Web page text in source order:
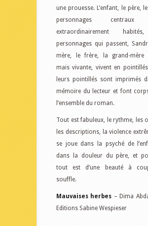
une prouesse. L’enfant, le père,
personnages centraux
extraordinairement
personnages qui passent,
mère, le frère, la grand-mère
mais vivante, vivent en
leurs pointillés sont imprimés
mémoire du lecteur et font
l’ensemble du roman.
Tout est fabuleux, le rythme, les
les descriptions, la violence
se joue dans la psyché de
dans la douleur du père, et
tout est d’une beauté à
souffle.
Mauvaises herbes – Dima
Editions Sabine Wespieser